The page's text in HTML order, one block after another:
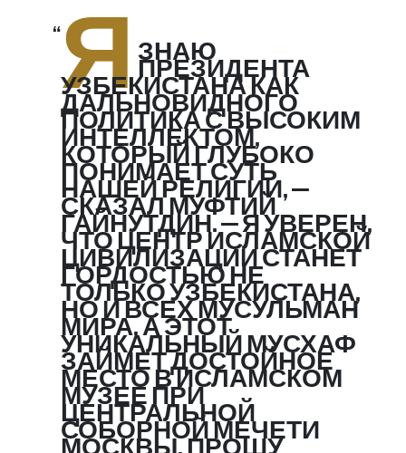
ЯЗНАЮ
ПРЕЗИДЕНТА
УЗБЕКИСТАНА КАК
ДАЛЬНОВИДНОГО
ПОЛИТИКА С ВЫСОКИМ
ИНТЕЛЛЕКТОМ,
КОТОРЫЙ ГЛУБОКО
ПОНИМАЕТ СУТЬ
НАШЕЙ РЕЛИГИИ, —
СКАЗАЛ МУФТИЙ
ГАЙНУТДИН. — Я УВЕРЕН,
ЧТО ЦЕНТР ИСЛАМСКОЙ
ЦИВИЛИЗАЦИИ СТАНЕТ
ГОРДОСТЬЮ НЕ
ТОЛЬКО УЗБЕКИСТАНА,
НО И ВСЕХ МУСУЛЬМАН
МИРА. А ЭТОТ
УНИКАЛЬНЫЙ МУСХАФ
ЗАЙМЕТ ДОСТОЙНОЕ
МЕСТО В ИСЛАМСКОМ
МУЗЕЕ ПРИ
ЦЕНТРАЛЬНОЙ
СОБОРНОЙ МЕЧЕТИ